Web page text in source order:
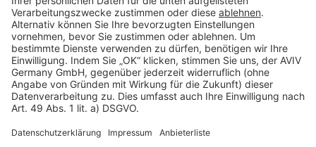
Rechtliches
AGB-Übersicht
Datenschutz
Impressum